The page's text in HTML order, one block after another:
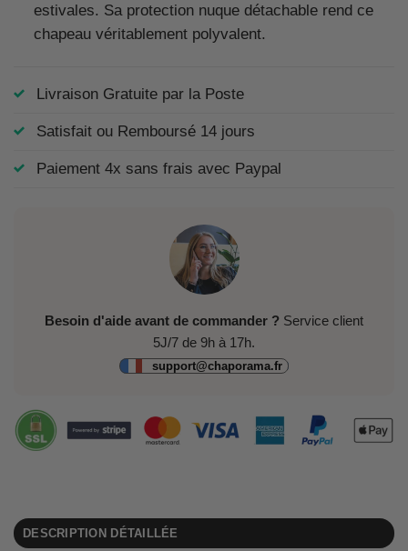
estivales. Sa protection nuque détachable rend ce
chapeau véritablement polyvalent.
Livraison Gratuite par la Poste
Satisfait ou Remboursé 14 jours
Paiement 4x sans frais avec Paypal
Besoin d'aide avant de commander ? Service client
5J/7 de 9h à 17h.
support@chaporama.fr
DESCRIPTION DÉTAILLÉE